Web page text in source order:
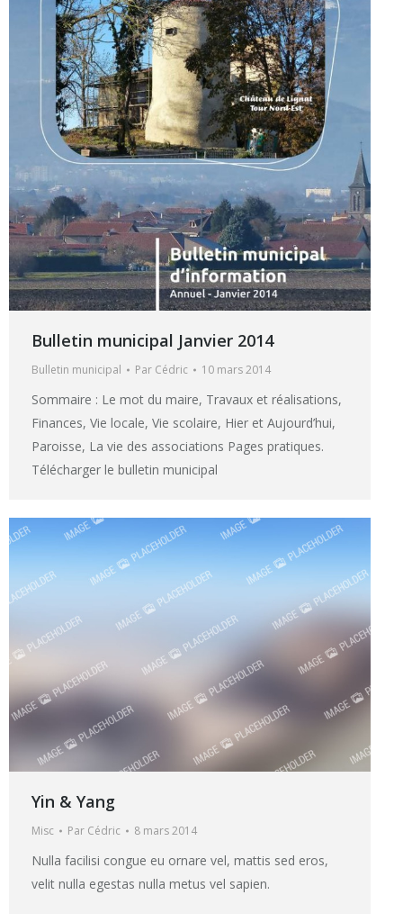
Bulletin municipal Janvier 2014
Bulletin municipal Par Cédric 10 mars 2014
Sommaire : Le mot du maire, Travaux et réalisations,
Finances, Vie locale, Vie scolaire, Hier et Aujourd’hui,
Paroisse, La vie des associations Pages pratiques.
Télécharger le bulletin municipal
Yin & Yang
Misc Par Cédric 8 mars 2014
Nulla facilisi congue eu ornare vel, mattis sed eros,
velit nulla egestas nulla metus vel sapien.